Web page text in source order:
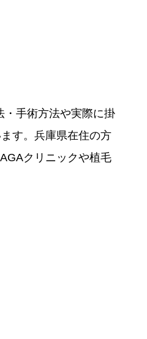
・手術方法や実際に掛
す。兵庫県在住の方
クリニックや植毛